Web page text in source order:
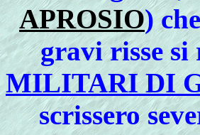
APROSIO)
gravi risse
MILITARI DI
scrissero